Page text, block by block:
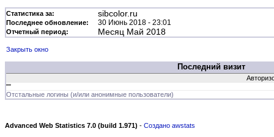
Статистика за: sibcolor.ru
Последнее обновление: 30 Июнь 2018 - 23:01
Отчетный период: Месяц Май 2018
Закрыть окно
Последний визит
""
Отстальные логины (и/или анонимные пользователи)
Advanced Web Statistics 7.0 (build 1.971) - Создано awstats